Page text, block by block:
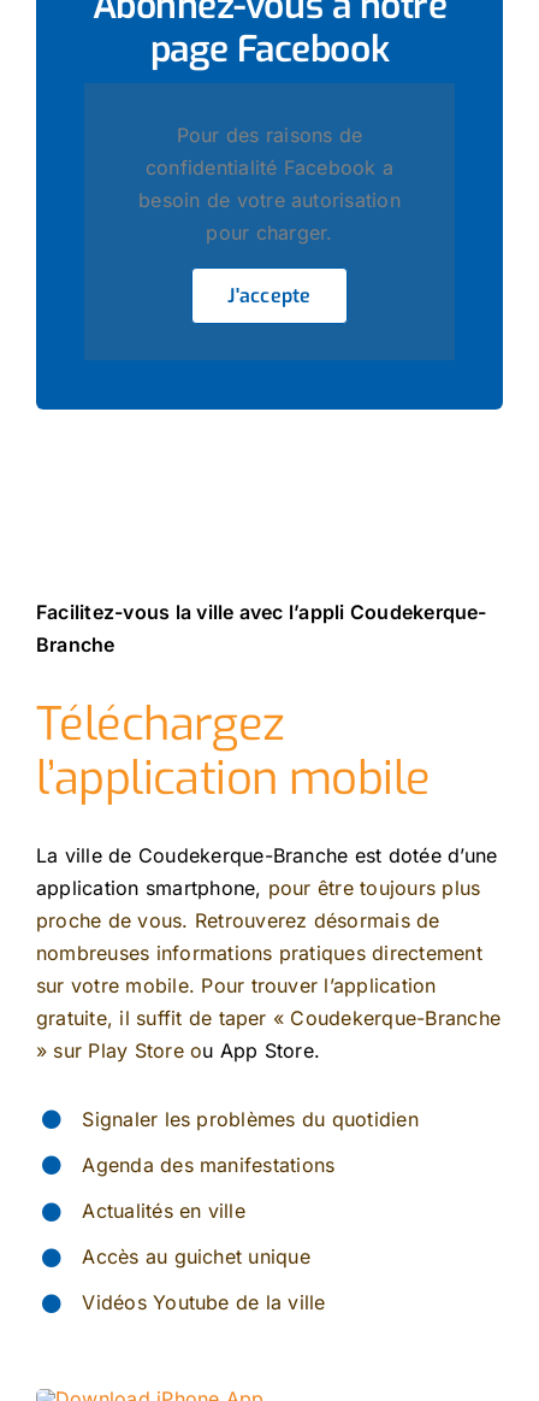
page Facebook
Pour des raisons de
confidentialité Facebook a
besoin de votre autorisation
pour charger.
J'accepte
Facilitez-vous la ville avec l’appli Coudekerque-
Branche
Téléchargez
l’application mobile
La ville de Coudekerque-Branche est dotée d’une
application smartphone, pour être toujours plus
proche de vous. Retrouverez désormais de
nombreuses informations pratiques directement
sur votre mobile. Pour trouver l’application
gratuite, il suffit de taper « Coudekerque-Branche
» sur Play Store ou App Store.
Signaler les problèmes du quotidien
Agenda des manifestations
Actualités en ville
Accès au guichet unique
Vidéos Youtube de la ville